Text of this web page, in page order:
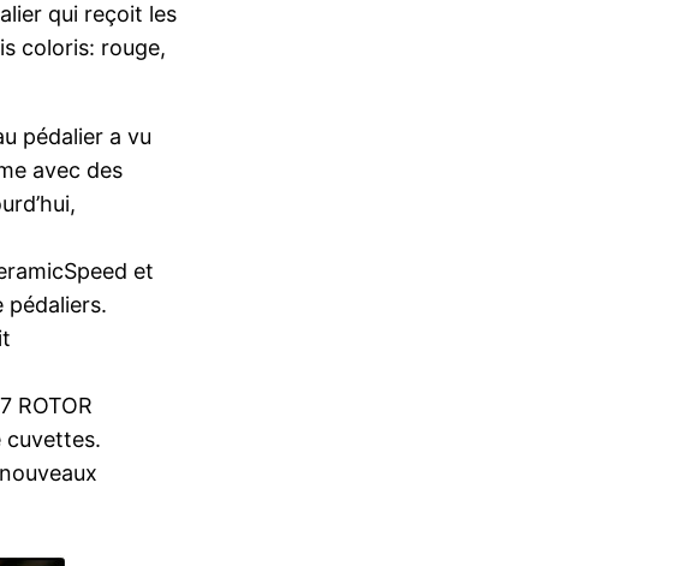
qui reçoit les
coloris: rouge,
pédalier a vu
avec des
et
pédaliers.
ROTOR
cuvettes.